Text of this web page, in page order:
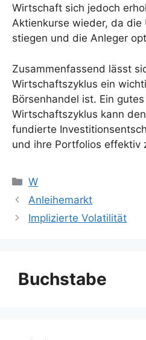
Wirtschaft sich jedoch
Aktienkurse wieder, da die
stiegen und die Anleger
Zusammenfassend lässt
Wirtschaftszyklus ein
Börsenhandel ist. Ein
Wirtschaftszyklus kann
fundierte
und ihre Portfolios effektiv
Kategorien
W
Anleihemarkt
Implizierte Volatilität
Buchstabe